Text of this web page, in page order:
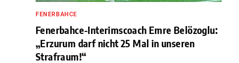
FENERBAHCE
Fenerbahce-Interimscoach Emre Belözoglu:
„Erzurum darf nicht 25 Mal in unseren
Strafraum!“